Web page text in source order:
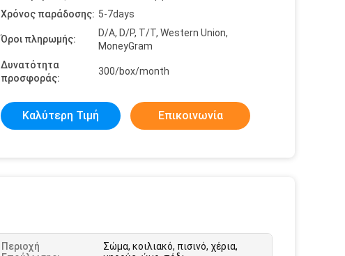
Χρόνος παράδοσης: 5-7days
Όροι πληρωμής:
D/A, D/P, T/T, Western Union,
MoneyGram
Δυνατότητα
προσφοράς:
300/box/month
Καλύτερη Τιμή Επικοινωνία
Περιοχή
Σώμα, κοιλιακό, πισινό, χέρια,